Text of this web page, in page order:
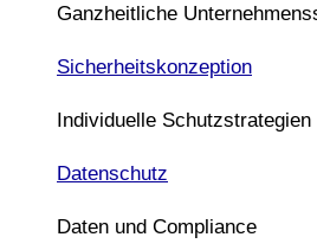
Ganzheitliche
Sicherheitskonzeption
Individuelle Schutzstrategien
Datenschutz
Daten und Compliance